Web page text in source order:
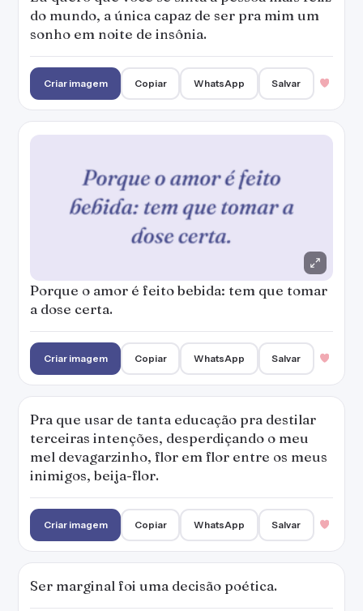
a dose certa.
Pra que usar de tanta educação pra destilar
terceiras intenções, desperdiçando o meu
mel devagarzinho, flor em flor entre os meus
inimigos, beija-flor.
Criar imagem Copiar WhatsApp Salvar
Ser marginal foi uma decisão poética.
Criar imagem Copiar WhatsApp Salvar